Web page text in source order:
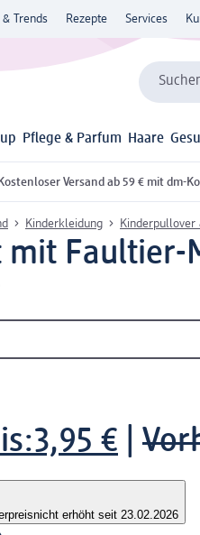
& Trends Rezepte Services
Pflege & Parfum Haare
Kostenloser Versand ab 59 € mit dm-
Kinderkleidung Kinderpullover
mit Faultier-
3,95 €
nicht erhöht seit 23.02.2026